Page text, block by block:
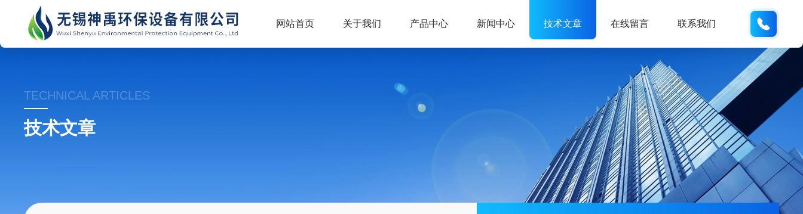
网站首页 关于我们 产品中心 新闻中心 技术文章 在线留言 联系我们
TECHNICAL ARTICLES
技术文章